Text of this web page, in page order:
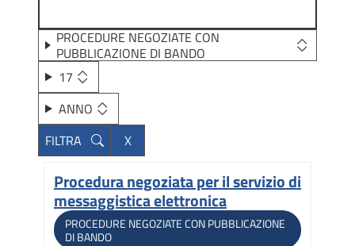
PROCEDURE NEGOZIATE CON
PUBBLICAZIONE DI BANDO
17
ANNO
Titolo
Procedura negoziata per il servizio di
messaggistica elettronica
Tipologia di gara
PROCEDURE NEGOZIATE CON PUBBLICAZIONE
DI BANDO